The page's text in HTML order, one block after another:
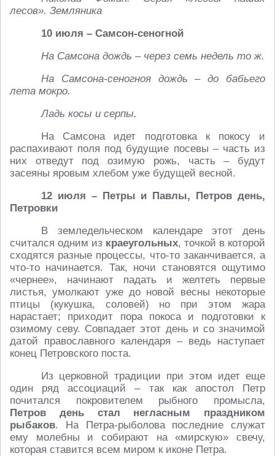
лесов». Земляника
10 июля – Самсон-сеногной
На Самсона дождь – через семь недель то ж.
На Самсона-сеногноя дождь – до бабьего
лета мокро.
Ладь косы и серпы.
На Самсона идет подготовка к покосу и
распахивают поля под будущие посевы – часть из
них отведут под озимую рожь, часть – будут
засеяны яровым хлебом уже будущей весной.
12 июля – Петры и Павлы, Петров день,
Петровки
В земледельческом календаре этот день
считался одним из краеугольных, точкой в которой
сходятся разные процессы, что-то заканчивается, а
что-то начинается. Так, ночи становятся ощутимо
«чернее», начинают падать и желтеть первые
листья, умолкают уже до новой весны некоторые
птицы (кукушка, соловей) но при этом жара
нарастает; приходит пора покоса и подготовки к
озимому севу. Совпадает этот день и со значимой
датой православного календаря – ведь наступает
конец Петровского поста.
Из церковной традиции при этом идет еще
один ряд ассоциаций – так как апостол Петр
почитался покровителем рыбного промысла,
Петров день стал негласным праздником
рыбаков. На Петра-рыболова последние служат
ему молебны и собирают на «мирскую» свечу,
которая ставится всем миром к иконе Петра.